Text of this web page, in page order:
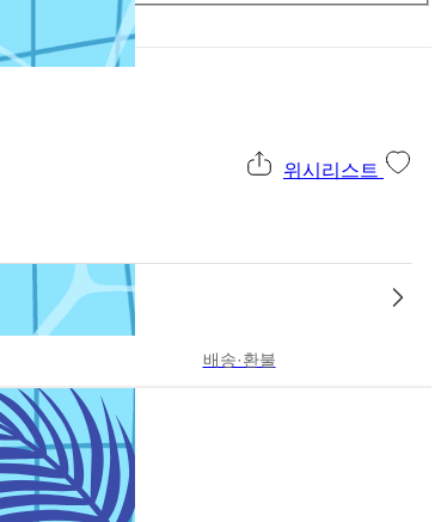
위시리스트
배송·환불